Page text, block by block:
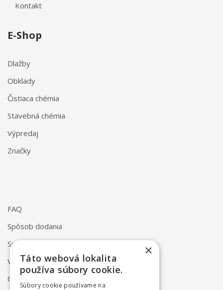
Kontakt
E-Shop
Dlažby
Obklady
Čistiaca chémia
Stavebná chémia
Výpredaj
Značky
FAQ
Spôsob dodania
Spôsob platby
Vrátenie a reklamácia
Odstúpenie od zmluvy online
×
Táto webová lokalita
používa súbory cookie.
Súbory cookie používame na